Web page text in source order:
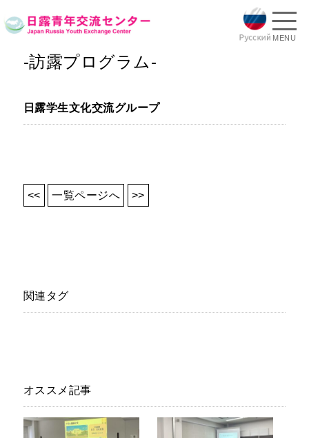
MENU
-訪露プログラム-
日露学生文化交流グループ
<< 一覧ページへ >>
関連タグ
オススメ記事